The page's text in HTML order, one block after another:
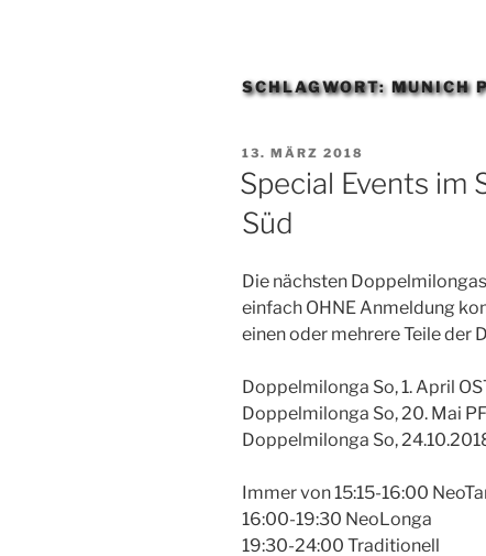
SCHLAGWORT: MUNICH
VERÖFFENTLICHT
AM
13. MÄRZ 2018
Special Events im
Süd
Die nächsten
einfach OHNE Anmeldung
einen oder mehrere Teile der
Doppelmilonga So, 1. April
Doppelmilonga So, 20. Mai
Doppelmilonga So,
Immer von 15:15-16:00
16:00-19:30 NeoLonga
19:30-24:00 Traditionell